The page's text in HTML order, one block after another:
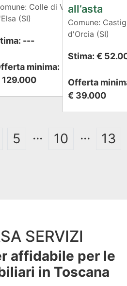
Colle di Val
(SI)
---
minima:
129.000
all’asta
Comune:
d'Orcia (SI)
Stima: €
Offerta
€ 39.000
5 ... 10 ... 13
SERVIZI
affidabile per le
in Toscana